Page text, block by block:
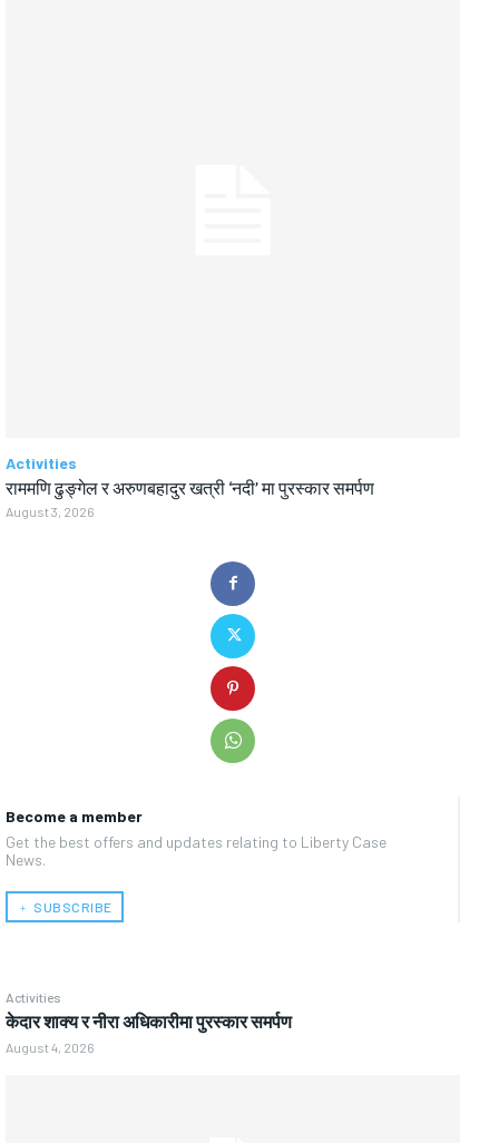
Become a member
Get the best offers and updates relating to Liberty Case
News.
﹢ SUBSCRIBE
Activities
केदार शाक्य र नीरा अधिकारीमा पुरस्कार समर्पण
August 4, 2026
Activities
राममणि ढुङ्गेल र अरुणबहादुर खत्री ‘नदी’ मा पुरस्कार समर्पण
August 3, 2026